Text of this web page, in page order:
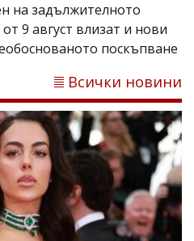
на задължителното
9 август влизат и нови
поскъпване
Всички новини